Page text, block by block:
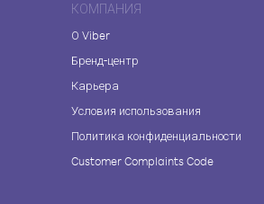
КОМПАНИЯ
О Viber
Бренд-центр
Карьера
Условия использования
Политика конфиденциальности
Customer Complaints Code